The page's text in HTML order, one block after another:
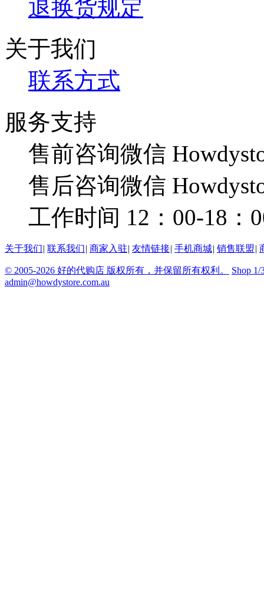
退换货规定
关于我们
联系方式
服务支持
售前咨询微信
售后咨询微信
工作时间 12：00-18：
关于我们| 联系我们| 商家入驻| 友情链接| 手机商城| 销售联盟|
© 2005-2026 好的代购店 版权所有，并保留所有权利。
Shop 1/
admin@howdystore.com.au